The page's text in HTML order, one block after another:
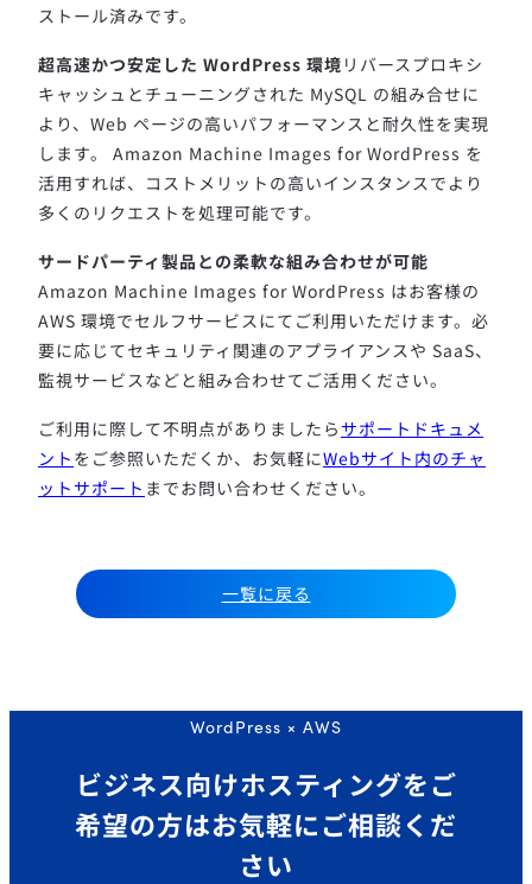
ストール済みです。
超高速かつ安定した WordPress 環境 リバースプロキシ
キャッシュとチューニングされた MySQL の組み合せに
より、Web ページの高いパフォーマンスと耐久性を実現
します。 Amazon Machine Images for WordPress を
活用すれば、コストメリットの高いインスタンスでより
多くのリクエストを処理可能です。
サードパーティ製品との柔軟な組み合わせが可能
Amazon Machine Images for WordPress はお客様の
AWS 環境でセルフサービスにてご利用いただけます。 必
要に応じてセキュリティ関連のアプライアンスや SaaS、
監視サービスなどと組み合わせてご活用ください。
ご利用に際して不明点がありましたら サポートドキュメ
ント をご参照いただくか、お気軽にWebサイト内のチャ
ットサポート までお問い合わせください。
一覧に戻る
WordPress × AWS
ビジネス向けホスティングをご
希望の方はお気軽にご相談くだ
さい